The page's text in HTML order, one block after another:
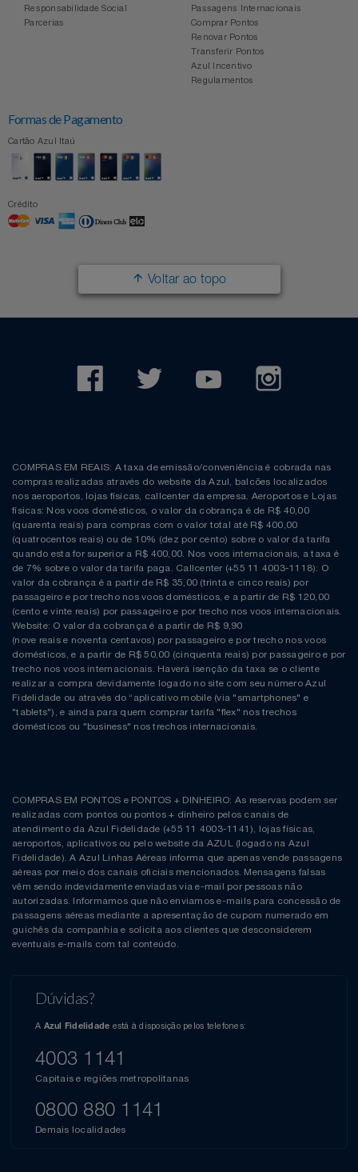
Responsabilidade Social
Parcerias
Passagens Internacionais
Comprar Pontos
Renovar Pontos
Transferir Pontos
Azul Incentivo
Regulamentos
Formas de Pagamento
Cartão Azul Itaú
Crédito
Voltar ao topo
COMPRAS EM REAIS: A taxa de emissão/conveniência é cobrada nas
compras realizadas através do website da Azul, balcões localizados
nos aeroportos, lojas físicas, callcenter da empresa. Aeroportos e Lojas
físicas: Nos voos domésticos, o valor da cobrança é de R$ 40,00
(quarenta reais) para compras com o valor total até R$ 400,00
(quatrocentos reais) ou de 10% (dez por cento) sobre o valor da tarifa
quando esta for superior a R$ 400,00. Nos voos internacionais, a taxa é
de 7% sobre o valor da tarifa paga. Callcenter (+55 11 4003-1118): O
valor da cobrança é a partir de R$ 35,00 (trinta e cinco reais) por
passageiro e por trecho nos voos domésticos, e a partir de R$ 120,00
(cento e vinte reais) por passageiro e por trecho nos voos internacionais.
Website: O valor da cobrança é a partir de R$ 9,90
(nove reais e noventa centavos) por passageiro e por trecho nos voos
domésticos, e a partir de R$ 50,00 (cinquenta reais) por passageiro e por
trecho nos voos internacionais. Haverá isenção da taxa se o cliente
realizar a compra devidamente logado no site com seu número Azul
Fidelidade ou através do “aplicativo mobile (via "smartphones" e
"tablets"), e ainda para quem comprar tarifa "flex" nos trechos
domésticos ou "business" nos trechos internacionais.
COMPRAS EM PONTOS e PONTOS + DINHEIRO: As reservas podem ser
realizadas com pontos ou pontos + dinheiro pelos canais de
atendimento da Azul Fidelidade (+55 11 4003-1141), lojas físicas,
aeroportos, aplicativos ou pelo website da AZUL (logado na Azul
Fidelidade). A Azul Linhas Aéreas informa que apenas vende passagens
aéreas por meio dos canais oficiais mencionados. Mensagens falsas
vêm sendo indevidamente enviadas via e-mail por pessoas não
autorizadas. Informamos que não enviamos e-mails para concessão de
passagens aéreas mediante a apresentação de cupom numerado em
guichês da companhia e solicita aos clientes que desconsiderem
eventuais e-mails com tal conteúdo.
Dúvidas?
A Azul Fidelidade está à disposição pelos telefones:
4003 1141
Capitais e regiões metropolitanas
0800 880 1141
Demais localidades